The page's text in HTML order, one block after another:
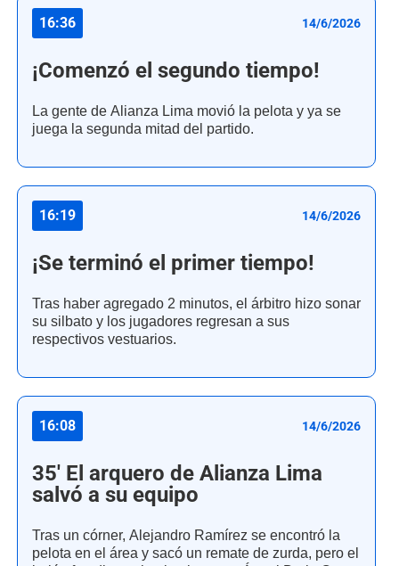
16:36 14/6/2026
¡Comenzó el segundo tiempo!
La gente de Alianza Lima movió la pelota y ya se
juega la segunda mitad del partido.
16:19 14/6/2026
¡Se terminó el primer tiempo!
Tras haber agregado 2 minutos, el árbitro hizo sonar
su silbato y los jugadores regresan a sus
respectivos vestuarios.
16:08 14/6/2026
35' El arquero de Alianza Lima
salvó a su equipo
Tras un córner, Alejandro Ramírez se encontró la
pelota en el área y sacó un remate de zurda, pero el